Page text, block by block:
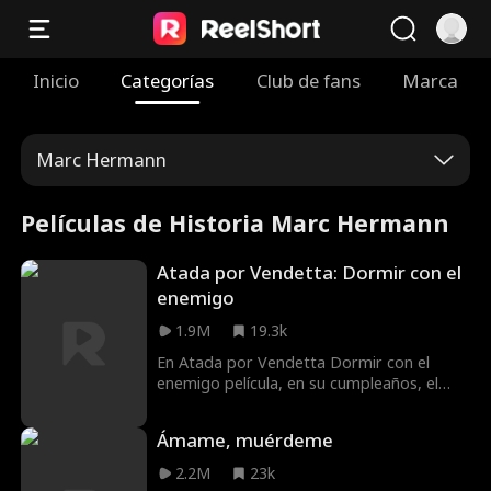
Inicio Categorías Club de fans Marca
Marc Hermann
Películas de Historia Marc Hermann
Atada por Vendetta: Dormir con el
enemigo
1.9M
19.3k
En Atada por Vendetta Dormir con el
enemigo película, en su cumpleaños, el
sabe quién es el asesino, pero tiene un
sospechoso. Daiana está dividida entre el
amor y la venganza cuando su sospechoso
Ámame, muérdeme
2.2M
23k